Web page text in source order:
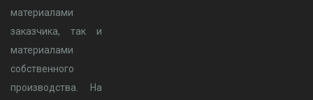
материалами
заказчика, так и
материалами
собственного
производства. На